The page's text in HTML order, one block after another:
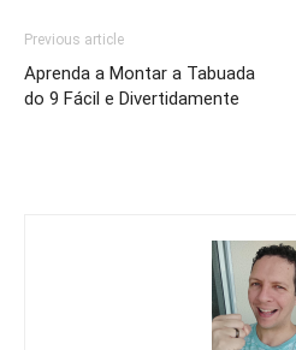
Previous article
Aprenda a Montar a Tabuada
do 9 Fácil e Divertidamente